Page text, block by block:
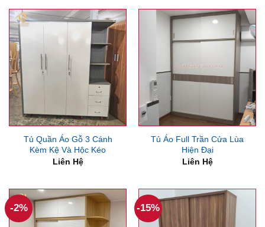
8,600,000₫.
Tủ Quần Áo Gỗ 3 Cánh
Kèm Kệ Và Hộc Kéo
Liên Hệ
Tủ Áo Full Trần Cửa Lùa
Hiện Đại
Liên Hệ
-2% -15%